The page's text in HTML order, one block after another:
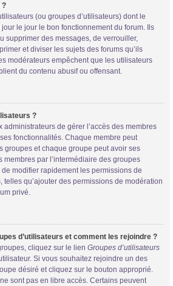
?
(ou groupes d’utilisateurs) dont le
le jour le bon fonctionnement du forum. Ils
supprimer des messages, de verrouiller,
et diviser les sujets des forums qu’ils
modérateurs empêchent que les utilisateurs
du contenu abusif ou offensant.
?
administrateurs de gérer l’accès des membres
fonctionnalités. Chaque membre peut
groupes et chaque groupe peut avoir ses
membres par l’intermédiaire des groupes
modifier rapidement les permissions de
telles qu’ajouter des permissions de modération
privé.
d’utilisateurs et comment les rejoindre ?
cliquez sur le lien Groupes d’utilisateurs
Si vous souhaitez rejoindre un des
désiré et cliquez sur le bouton approprié.
sont pas en libre accès. Certains peuvent